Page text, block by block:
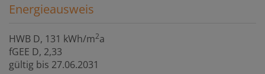
Energieausweis
HWB D, 131 kWh/m2a
fGEE D, 2,33
gültig bis 27.06.2031